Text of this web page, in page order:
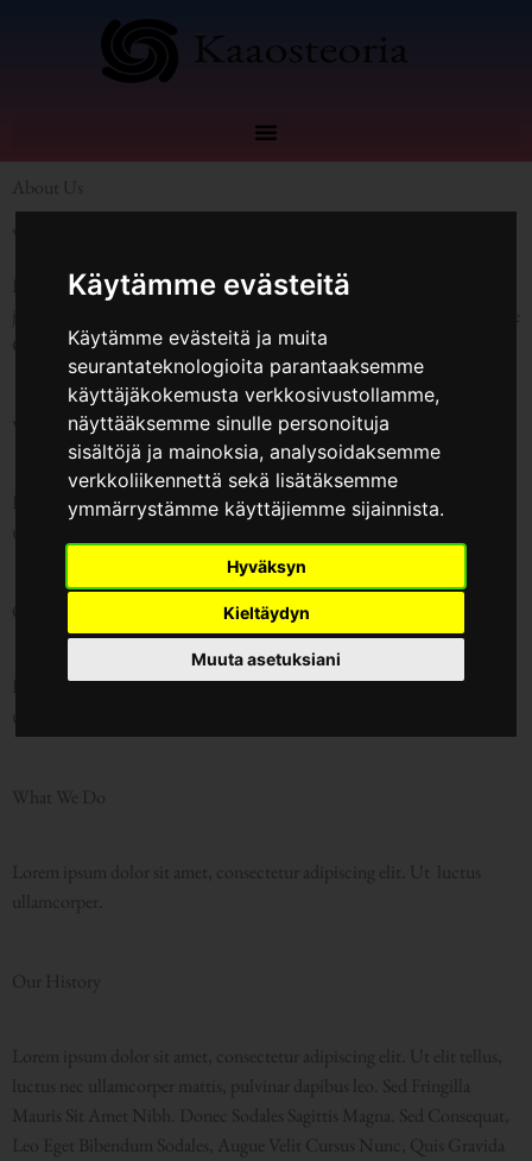
Käytämme evästeitä
Käytämme evästeitä ja muita
seurantateknologioita parantaaksemme
käyttäjäkokemusta verkkosivustollamme,
näyttääksemme sinulle personoituja
sisältöjä ja mainoksia, analysoidaksemme
verkkoliikennettä sekä lisätäksemme
ymmärrystämme käyttäjiemme sijainnista.
Hyväksyn
Kieltäydyn
Muuta asetuksiani
About Us
Welcome To Space
Lorem ipsum dolor sit amet, consectetuer adipiscing elit. Suspendisse et
Cras tellus In pulvinar lectus. Sed Fringilla Mauris Sit Amet Nibh.
Who Are We
Lorem ipsum dolor sit amet, consectetur adipiscing elit. Ut luctus
ullamcorper.
Our Mission
Lorem ipsum dolor sit amet, consectetur adipiscing elit. Ut luctus
ullamcorper.
What We Do
Lorem ipsum dolor sit amet, consectetur adipiscing elit. Ut luctus
ullamcorper.
Our History
Lorem ipsum dolor sit amet, consectetur adipiscing elit. Ut elit tellus,
luctus nec ullamcorper mattis, pulvinar dapibus leo. Sed Fringilla
Mauris Sit Amet Nibh. Donec Sodales Sagittis Magna. Sed Consequat,
Leo Eget Bibendum Sodales, Augue Velit Cursus Nunc, Quis Gravida